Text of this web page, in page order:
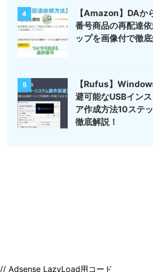
4
【Amazon】DAか
番号商品の再配達
ップを画像付で徹底
5
【Rufus】
避可能なUSBイン
ア作成方法10ステ
徹底解説！
// Adsense LazyLoad用コード